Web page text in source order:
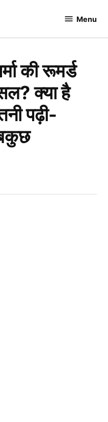
Menu
की रूमर्ड
क्या है
पढ़ी-